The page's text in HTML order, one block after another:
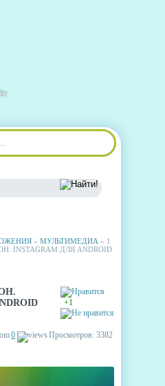
» МУЛЬТИМЕДИА » 1
INSTAGRAM ДЛЯ ANDROID
+1
0 Просмотров: 3382